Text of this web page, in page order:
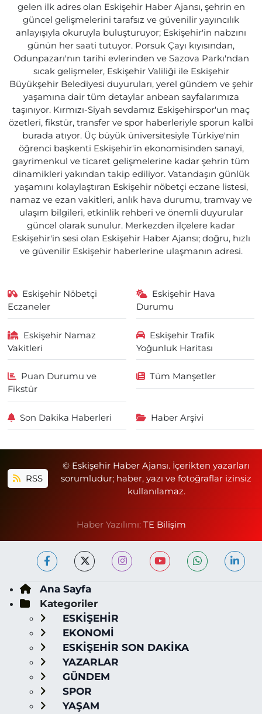
gelen ilk adres olan Eskişehir Haber Ajansı, şehrin en
güncel gelişmelerini tarafsız ve güvenilir yayıncılık
anlayışıyla okuruyla buluşturuyor; Eskişehir'in nabzını
günün her saati tutuyor. Porsuk Çayı kıyısından,
Odunpazarı'nın tarihi evlerinden ve Sazova Parkı'ndan
sıcak gelişmeler, Eskişehir Valiliği ile Eskişehir
Büyükşehir Belediyesi duyuruları, yerel gündem ve şehir
yaşamına dair tüm detaylar anbean sayfalarımıza
taşınıyor. Kırmızı-Siyah sevdamız Eskişehirspor'un maç
özetleri, fikstür, transfer ve spor haberleriyle sporun kalbi
burada atıyor. Üç büyük üniversitesiyle Türkiye'nin
öğrenci başkenti Eskişehir'in ekonomisinden sanayi,
gayrimenkul ve ticaret gelişmelerine kadar şehrin tüm
dinamikleri yakından takip ediliyor. Vatandaşın günlük
yaşamını kolaylaştıran Eskişehir nöbetçi eczane listesi,
namaz ve ezan vakitleri, anlık hava durumu, tramvay ve
ulaşım bilgileri, etkinlik rehberi ve önemli duyurular
güncel olarak sunulur. Merkezden ilçelere kadar
Eskişehir'in sesi olan Eskişehir Haber Ajansı; doğru, hızlı
ve güvenilir Eskişehir haberlerine ulaşmanın adresi.
Eskişehir Nöbetçi
Eczaneler
Eskişehir Hava
Durumu
Eskişehir Namaz
Vakitleri
Eskişehir Trafik
Yoğunluk Haritası
Puan Durumu ve
Fikstür
Tüm Manşetler
Son Dakika Haberleri Haber Arşivi
RSS
© Eskişehir Haber Ajansı. İçerikten yazarları
sorumludur; haber, yazı ve fotoğraflar izinsiz
kullanılamaz.
Haber Yazılımı: TE Bilişim
Ana Sayfa
Kategoriler
ESKİŞEHİR
EKONOMİ
ESKİŞEHİR SON DAKİKA
YAZARLAR
GÜNDEM
SPOR
YAŞAM